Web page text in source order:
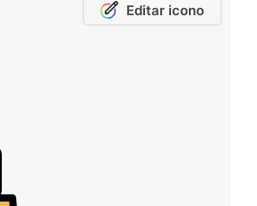
Editar icono